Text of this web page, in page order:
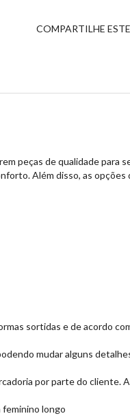
COMPARTILHE
peças de qualidade para
Além disso, as opções
sortidas e de acordo
mudar alguns
por parte do cliente.
feminino longo